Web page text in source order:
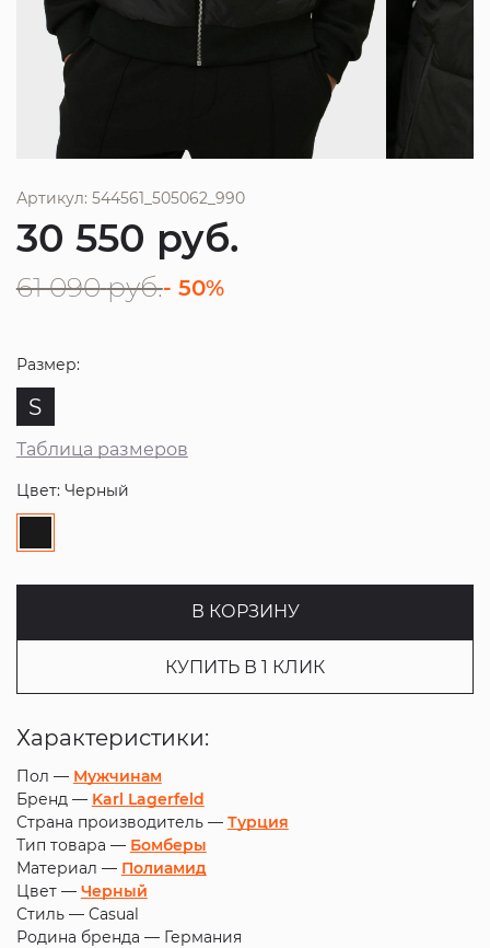
Артикул: 544561_505062_990
30 550 руб.
61 090 руб.- 50%
Размер:
S
Таблица размеров
Цвет: Черный
В КОРЗИНУ
КУПИТЬ В 1 КЛИК
Характеристики:
Пол — Мужчинам
Бренд — Karl Lagerfeld
Страна производитель — Турция
Тип товара — Бомберы
Материал — Полиамид
Цвет — Черный
Стиль — Casual
Родина бренда — Германия